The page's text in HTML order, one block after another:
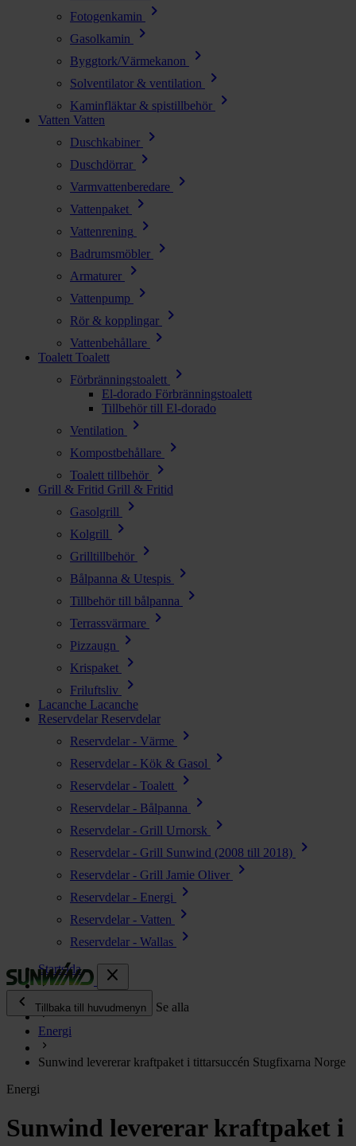
Fotogenkamin chevron_right
Gasolkamin chevron_right
Byggtork/Värmekanon chevron_right
Solventilator & ventilation chevron_right
Kaminfläktar & spistillbehör chevron_right
Vatten Vatten
Duschkabiner
chevron_right
Duschdörrar chevron_right
Varmvattenberedare chevron_right
Vattenpaket chevron_right
Vattenrening chevron_right
Badrumsmöbler chevron_right
Armaturer chevron_right
Vattenpump chevron_right
Rör & kopplingar chevron_right
Vattenbehållare chevron_right
Toalett Toalett
Förbränningstoalett
chevron_right
El-dorado Förbränningstoalett
Tillbehör till El-dorado
Ventilation
chevron_right
Kompostbehållare chevron_right
Toalett tillbehör chevron_right
Grill & Fritid Grill & Fritid
Gasolgrill
chevron_right
Kolgrill chevron_right
Grilltillbehör chevron_right
Bålpanna & Utespis chevron_right
Tillbehör till bålpanna chevron_right
Terrassvärmare chevron_right
Pizzaugn chevron_right
Krispaket chevron_right
Friluftsliv chevron_right
Lacanche Lacanche
Reservdelar Reservdelar
Reservdelar - Värme
chevron_right
Reservdelar - Kök & Gasol chevron_right
Reservdelar - Toalett chevron_right
Reservdelar - Bålpanna chevron_right
Reservdelar - Grill Urnorsk chevron_right
Reservdelar - Grill Sunwind (2008 till 2018) chevron_right
Reservdelar - Grill Jamie Oliver chevron_right
Reservdelar - Energi chevron_right
Reservdelar - Vatten chevron_right
Reservdelar - Wallas
chevron_right
close
chevron_left
Tillbaka till huvudmenyn Se alla
Energi
chevron_right
Vatten chevron_right
Startsida
Energi
Sunwind levererar kraftpaket i tittarsuccén Stugfixarna Norge
Energi
Sunwind levererar kraftpaket i